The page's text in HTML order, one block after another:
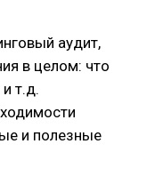
аудит,
в целом: что
т.д.
и полезные